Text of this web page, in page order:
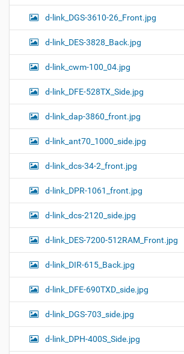
d-link_DGS-3610-26_Front.jpg
d-link_DES-3828_Back.jpg
d-link_cwm-100_04.jpg
d-link_DFE-528TX_Side.jpg
d-link_dap-3860_front.jpg
d-link_ant70_1000_side.jpg
d-link_dcs-34-2_front.jpg
d-link_DPR-1061_front.jpg
d-link_dcs-2120_side.jpg
d-link_DES-7200-512RAM_Front.jpg
d-link_DIR-615_Back.jpg
d-link_DFE-690TXD_side.jpg
d-link_DGS-703_side.jpg
d-link_DPH-400S_Side.jpg